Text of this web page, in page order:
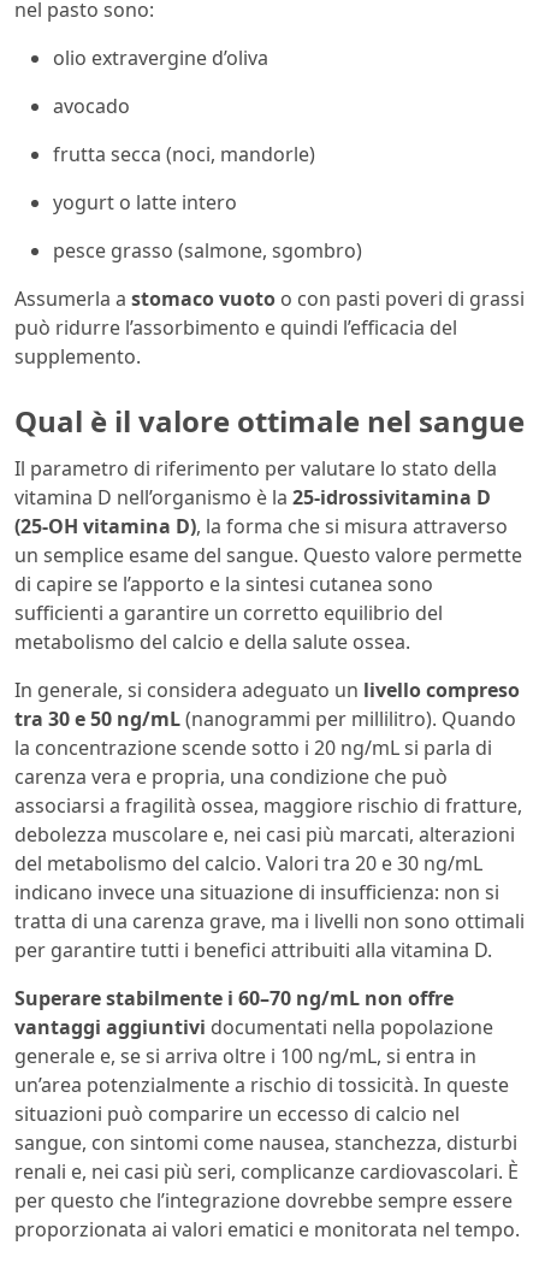
nel pasto sono:
olio extravergine d’oliva
avocado
frutta secca (noci, mandorle)
yogurt o latte intero
pesce grasso (salmone, sgombro)
Assumerla a stomaco vuoto o con pasti poveri di grassi
può ridurre l’assorbimento e quindi l’efficacia del
supplemento.
Qual è il valore ottimale nel sangue
Il parametro di riferimento per valutare lo stato della
vitamina D nell’organismo è la 25-idrossivitamina D
(25-OH vitamina D), la forma che si misura attraverso
un semplice esame del sangue. Questo valore permette
di capire se l’apporto e la sintesi cutanea sono
sufficienti a garantire un corretto equilibrio del
metabolismo del calcio e della salute ossea.
In generale, si considera adeguato un livello compreso
tra 30 e 50 ng/mL(nanogrammi per millilitro). Quando
la concentrazione scende sotto i 20 ng/mL si parla di
carenza vera e propria, una condizione che può
associarsi a fragilità ossea, maggiore rischio di fratture,
debolezza muscolare e, nei casi più marcati, alterazioni
del metabolismo del calcio. Valori tra 20 e 30 ng/mL
indicano invece una situazione di insufficienza: non si
tratta di una carenza grave, ma i livelli non sono ottimali
per garantire tutti i benefici attribuiti alla vitamina D.
Superare stabilmente i 60–70 ng/mL non offre
vantaggi aggiuntivi documentati nella popolazione
generale e, se si arriva oltre i 100 ng/mL, si entra in
un’area potenzialmente a rischio di tossicità. In queste
situazioni può comparire un eccesso di calcio nel
sangue, con sintomi come nausea, stanchezza, disturbi
renali e, nei casi più seri, complicanze cardiovascolari. È
per questo che l’integrazione dovrebbe sempre essere
proporzionata ai valori ematici e monitorata nel tempo.